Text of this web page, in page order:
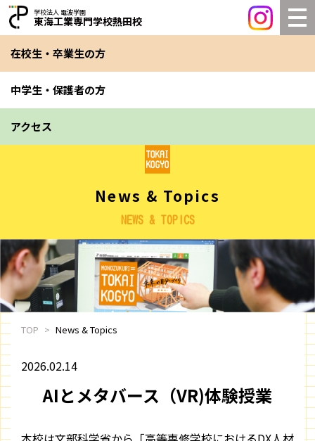
学校法人 電波学園
東海工業専門学校熱田校
在校生・卒業生の方
中学生・保護者の方
アクセス
News & Topics
NEWS & TOPICS
TOP News & Topics
2026.02.14
AIとメタバース（VR)体験授業